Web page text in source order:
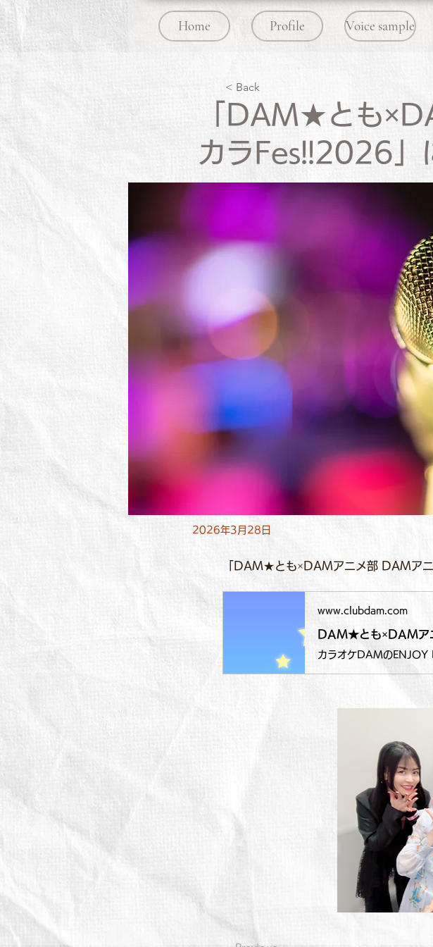
Home Profile Voice sample
< Back
「DAM★とも
カラFes!!2026」
2026年3月28日
「DAM★とも×DAMアニメ部 DAMア
www.clubdam.com